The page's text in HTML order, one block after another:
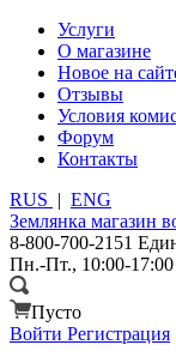
Услуги
О магазине
Новое на
Отзывы
Условия
Форум
Контакты
RUS | ENG
Землянка магазин
8-800-700-2151
Пн.-Пт., 10:00-17:00
Пусто
Войти Регистрация